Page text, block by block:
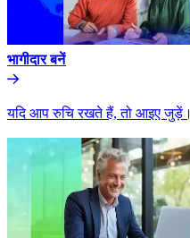
भागीदार बनें​​
यदि आप रुचि रखते हैं, तो आइए जुड़ें।​​